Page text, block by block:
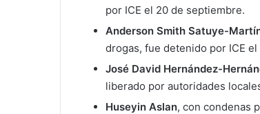
por ICE el 20 de septiembre.
Anderson Smith Satuye-
drogas, fue detenido por ICE el
José David Hernández-
liberado por autoridades
Huseyin Aslan, con condenas